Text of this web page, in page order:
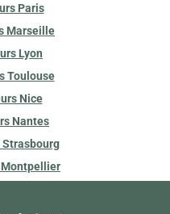
Paris
Marseille
Lyon
Toulouse
Nice
Nantes